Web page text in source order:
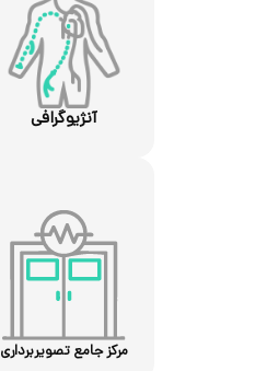
آنژیوگرافی
مرکز جامع تصویربرداری